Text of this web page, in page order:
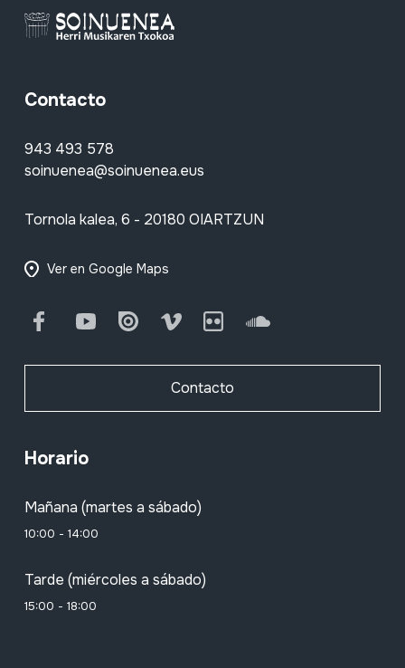
Contacto
943 493 578
soinuenea@soinuenea.eus
Tornola kalea, 6 - 20180 OIARTZUN
Ver en Google Maps
FacebookYoutube Issuu Vimeo Flickr SoundCloud
Contacto
Horario
Mañana (martes a sábado)
10:00 - 14:00
Tarde (miércoles a sábado)
15:00 - 18:00